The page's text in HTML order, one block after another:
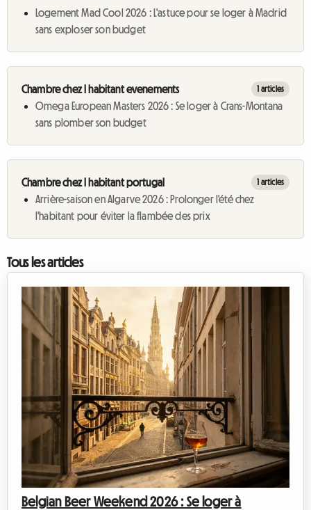
Logement Mad Cool 2026 : L'astuce pour se loger à Madrid
sans exploser son budget
Chambre chez l habitant evenements 1 articles
Omega European Masters 2026 : Se loger à Crans-Montana
sans plomber son budget
Chambre chez l habitant portugal 1 articles
Arrière-saison en Algarve 2026 : Prolonger l'été chez
l'habitant pour éviter la flambée des prix
Tous les articles
Belgian Beer Weekend 2026 : Se loger à